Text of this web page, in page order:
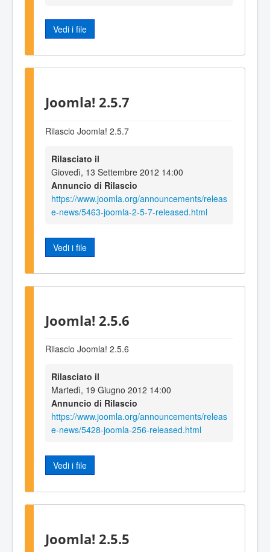
Vedi i file
Joomla! 2.5.7
Rilascio Joomla! 2.5.7
Rilasciato il
Giovedì, 13 Settembre 2012 14:00
Annuncio di Rilascio
https://www.joomla.org/announcements/releas
e-news/5463-joomla-2-5-7-released.html
Vedi i file
Joomla! 2.5.6
Rilascio Joomla! 2.5.6
Rilasciato il
Martedì, 19 Giugno 2012 14:00
Annuncio di Rilascio
https://www.joomla.org/announcements/releas
e-news/5428-joomla-256-released.html
Vedi i file
Joomla! 2.5.5